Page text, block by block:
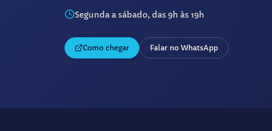
Segunda a sábado, das 9h às 19h
Como chegar Falar no WhatsApp